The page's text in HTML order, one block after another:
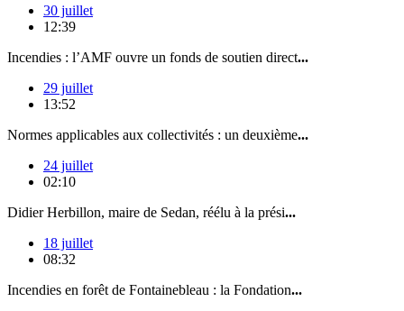
30 juillet
12:39
Incendies : l’AMF ouvre un fonds de soutien direct...
29 juillet
13:52
Normes applicables aux collectivités : un deuxième...
24 juillet
02:10
Didier Herbillon, maire de Sedan, réélu à la prési...
18 juillet
08:32
Incendies en forêt de Fontainebleau : la Fondation...